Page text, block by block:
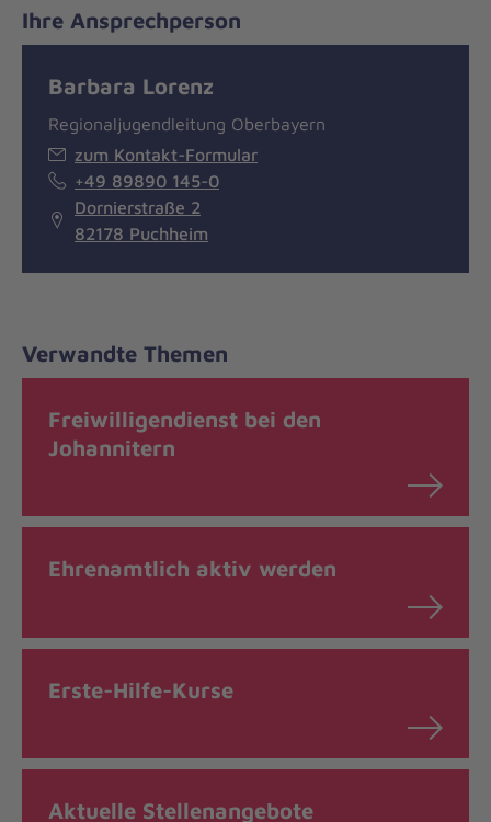
Ihre Ansprechperson
Barbara Lorenz
Regionaljugendleitung Oberbayern
zum Kontakt-Formular
+49 89890 145-0
Dornierstraße 2
82178 Puchheim
Verwandte Themen
Freiwilligendienst bei den
Johannitern
Ehrenamtlich aktiv werden
Erste-Hilfe-Kurse
Aktuelle Stellenangebote